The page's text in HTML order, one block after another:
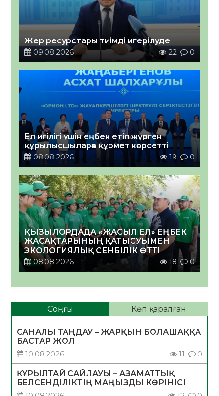
Жер ресурстары тиімді игерілуде
09.08.2026
22 0
Ел игілігі үшін еңбек етіп жүрген
құрылысшыларға құрмет көрсетті
08.08.2026
19 0
ҚЫЗЫЛОРДАДА «ЖАСЫЛ ЕЛ» ЕҢБЕК
ЖАСАҚТАРЫНЫҢ ҚАТЫСУЫМЕН
ЭКОЛОГИЯЛЫҚ СЕНБІЛІК ӨТТІ
08.08.2026
18 0
Соңғы Көп қаралған
САНАЛЫ ТАҢДАУ – ЖАРҚЫН БОЛАШАҚҚА
БАСТАР ЖОЛ
10.08.2026
11 0
ҚҰРЫЛТАЙ САЙЛАУЫ – АЗАМАТТЫҚ
БЕЛСЕНДІЛІКТІҢ МАҢЫЗДЫ КӨРІНІСІ